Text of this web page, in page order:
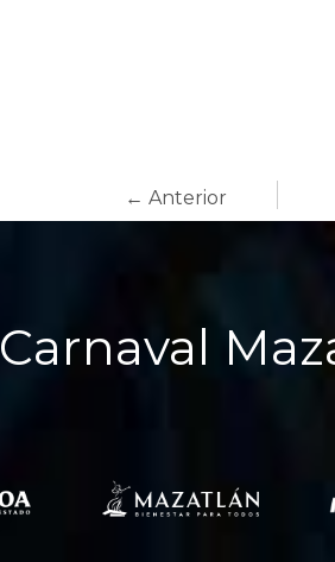
← Anterior
Carnaval